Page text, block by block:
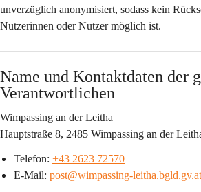
unverzüglich anonymisiert, sodass kein
Nutzerinnen oder Nutzer möglich ist.
Name und Kontaktdaten der
Verantwortlichen
Wimpassing an der Leitha
Hauptstraße 8, 2485 Wimpassing an der
Telefon: +43 2623 72570
E-Mail: post@wimpassing-leitha.bgld.gv.at